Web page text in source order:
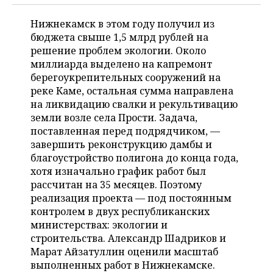
КОМУ ПРИНАДЛЕЖАТ
ТОРГОВЫЕ ЦЕНТРЫ
ТАТАРСТАНА
БЮДЖЕТ
ИНВЕСТИЦИИ
МАШИНОСТРОЕНИЕ
НЕФТЕХИМИЯ
НЕФТЬ
ОПК
ЭНЕРГЕТИКА
НОВОСТИ АВТО
БИЗНЕС
НОВОСТИ БИЗНЕСА
РОЗНИЧНАЯ ТОРГОВЛЯ
ТРАНСПОРТ
УСЛУГИ
ТЕХНОЛОГИИ
НОВОСТИ ТЕХНОЛОГИЙ
МЕДИА
ТЕЛЕКОММУНИКАЦИИ
МЕРОПРИЯТИЯ
НОВОСТИ МЕРОПРИЯТИЙ
ВЫЕЗДНАЯ РЕДАКЦИЯ
БИЗНЕС-БРАНЧИ
ONLINE-КОНФЕРЕНЦИИ
ОТКРЫТАЯ ЛЕКЦИЯ
СПОРТ
НОВОСТИ СПОРТА
ФУТБОЛ
ХОККЕЙ
БАСКЕТБОЛ
ВОЛЕЙБОЛ
КИБЕРСПОРТ
ОБЩЕСТВО
НОВОСТИ ОБЩЕСТВА
ВЛАСТЬ
ИНФРАСТРУКТУРА
ИСТОРИЯ
КУЛЬТУРА
ФОТОГАЛЕРЕЯ
СЮЖЕТЫ
СПРАВОЧНИК
СПИСОК ПЕРСОН
СПИСОК КОМПАНИЙ
ПОЛНАЯ ВЕРСИЯ
Нижнекамск в этом году получил из
бюджета свыше 1,5 млрд рублей на
решение проблем экологии. Около
миллиарда выделено на капремонт
берегоукрепительных сооружений на
реке Каме, остальная сумма направлена
на ликвидацию свалки и рекультивацию
земли возле села Прости. Задача,
поставленная перед подрядчиком, —
завершить реконструкцию дамбы и
благоустройство полигона до конца года,
хотя изначально график работ был
рассчитан на 35 месяцев. Поэтому
реализация проекта — под постоянным
контролем в двух республиканских
министерствах: экологии и
строительства. Александр Шадриков и
Марат Айзатуллин оценили масштаб
выполненных работ в Нижнекамске.